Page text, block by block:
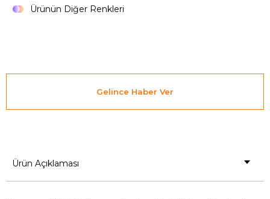
Ürünün Diğer Renkleri
Gelince Haber Ver
Ürün Açıklaması